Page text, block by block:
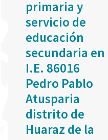
primaria y
servicio de
educación
secundaria en
I.E. 86016
Pedro Pablo
Atusparia
distrito de
Huaraz de la